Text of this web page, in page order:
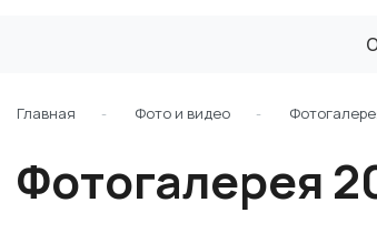
Главная Фото и видео
Фотогалерея